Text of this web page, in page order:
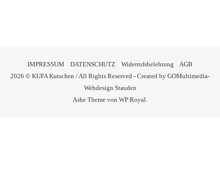
IMPRESSUM DATENSCHUTZ Widerrufsbelehrung
AGB
2026 © KUFA Kutschen / All Rights Reserved - Created by GOMultimedia-
Webdesign Stauden
Ashe Theme von WP Royal